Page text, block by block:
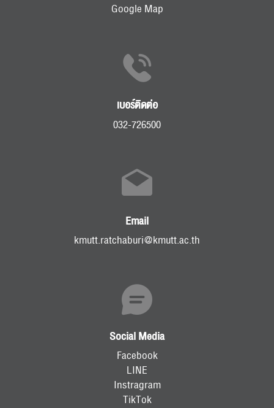
Google Map
เบอร์ติดต่อ
032-726500
Email
kmutt.ratchaburi@kmutt.ac.th
Social Media
Facebook
LINE
Instragram
TikTok